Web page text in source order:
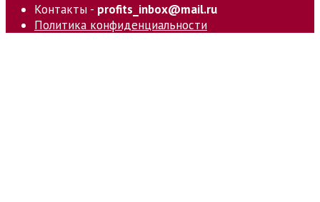
Контакты - profits_inbox@mail.ru
Политика конфиденциальности